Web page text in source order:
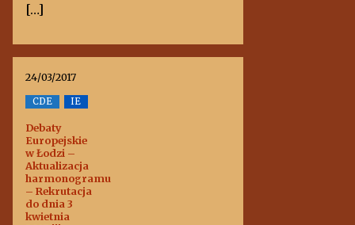
[…]
24/03/2017
CDE IE
Debaty
Europejskie
w Łodzi –
Aktualizacja
harmonogramu
– Rekrutacja
do dnia 3
kwietnia